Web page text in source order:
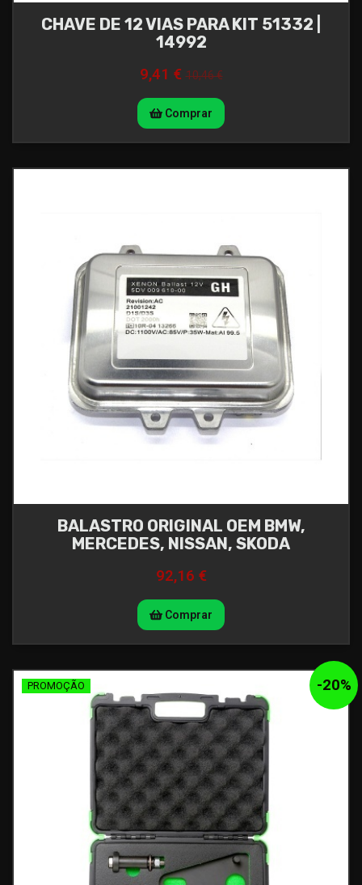
CHAVE DE 12 VIAS PARA KIT 51332 |
14992
9,41 €10,46 €
Comprar
BALASTRO ORIGINAL OEM BMW,
MERCEDES, NISSAN, SKODA
92,16 €
Comprar
-20%
PROMOÇÃO